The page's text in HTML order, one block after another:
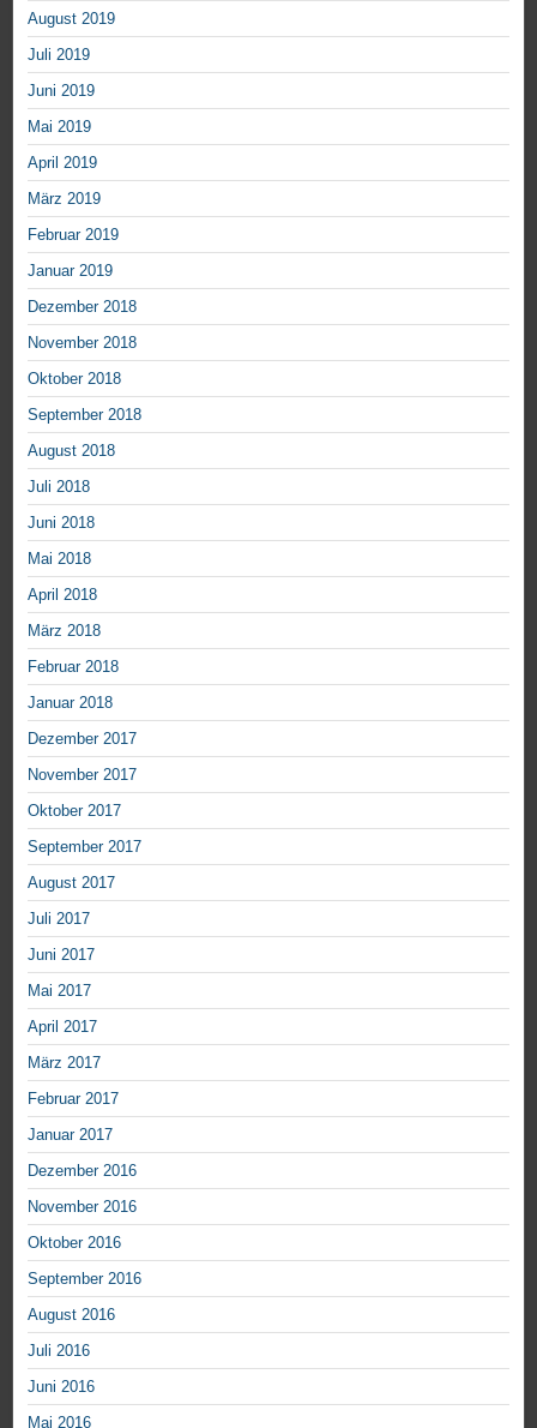
August 2019
Juli 2019
Juni 2019
Mai 2019
April 2019
März 2019
Februar 2019
Januar 2019
Dezember 2018
November 2018
Oktober 2018
September 2018
August 2018
Juli 2018
Juni 2018
Mai 2018
April 2018
März 2018
Februar 2018
Januar 2018
Dezember 2017
November 2017
Oktober 2017
September 2017
August 2017
Juli 2017
Juni 2017
Mai 2017
April 2017
März 2017
Februar 2017
Januar 2017
Dezember 2016
November 2016
Oktober 2016
September 2016
August 2016
Juli 2016
Juni 2016
Mai 2016